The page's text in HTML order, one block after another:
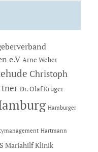
e.V Arne Weber
Christoph
Dr. Olaf Krüger
Hamburger
Hartmann
Mariahilf Klinik